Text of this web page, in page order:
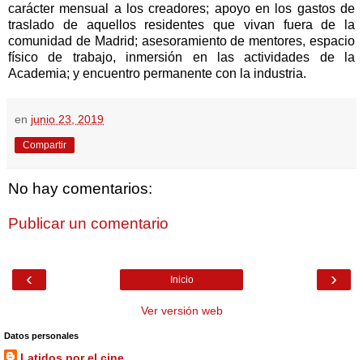
carácter mensual a los creadores; apoyo en los gastos de
traslado de aquellos residentes que vivan fuera de la
comunidad de Madrid; asesoramiento de mentores, espacio
físico de trabajo, inmersión en las actividades de la
Academia; y encuentro permanente con la industria.
en junio 23, 2019
Compartir
No hay comentarios:
Publicar un comentario
‹ ›
Inicio
Ver versión web
Datos personales
Latidos por el cine